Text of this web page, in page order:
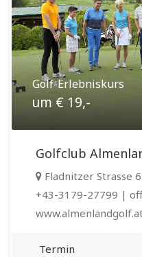
Golf-Erlebniskurs
um € 19,-
Golfclub
Fladnitzer Strasse
+43-3179-27799 |
Termin